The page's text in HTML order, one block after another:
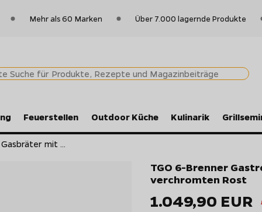
Mehr als 60 Marken Über 7.000 lagernde Produkte
Feuerstellen Outdoor Küche Kulinarik
mit ...
TGO 6-Brenner
verchromten Rost
1.049,90 EUR